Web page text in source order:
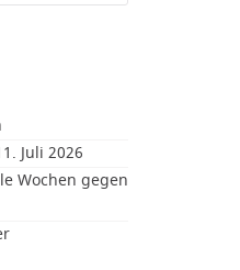
Juli 2026
Wochen gegen